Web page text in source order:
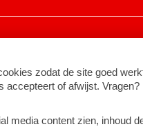
©2026BNNVARA